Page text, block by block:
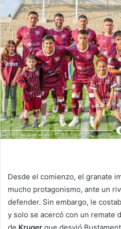
Desde el comienzo, el granate
mucho protagonismo, ante un
defender. Sin embargo, le
y solo se acercó con un remate